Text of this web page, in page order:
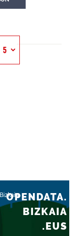
OPENDATA.
BIZKAIA
.EUS